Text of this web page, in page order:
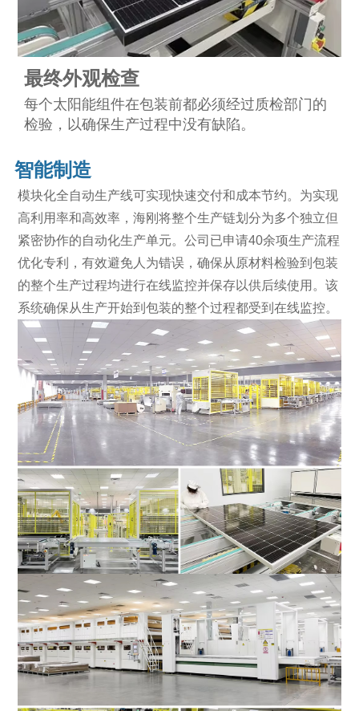
最终外观检查
每个太阳能组件在包装前都必须经过质检部门的
检验，以确保生产过程中没有缺陷。
智能制造
模块化全自动生产线可实现快速交付和成本节约。为实现
高利用率和高效率，海刚将整个生产链划分为多个独立但
紧密协作的自动化生产单元。公司已申请40余项生产流程
优化专利，有效避免人为错误，确保从原材料检验到包装
的整个生产过程均进行在线监控并保存以供后续使用。该
系统确保从生产开始到包装的整个过程都受到在线监控。